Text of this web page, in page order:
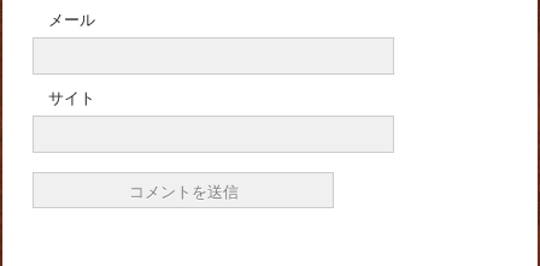
メール
サイト